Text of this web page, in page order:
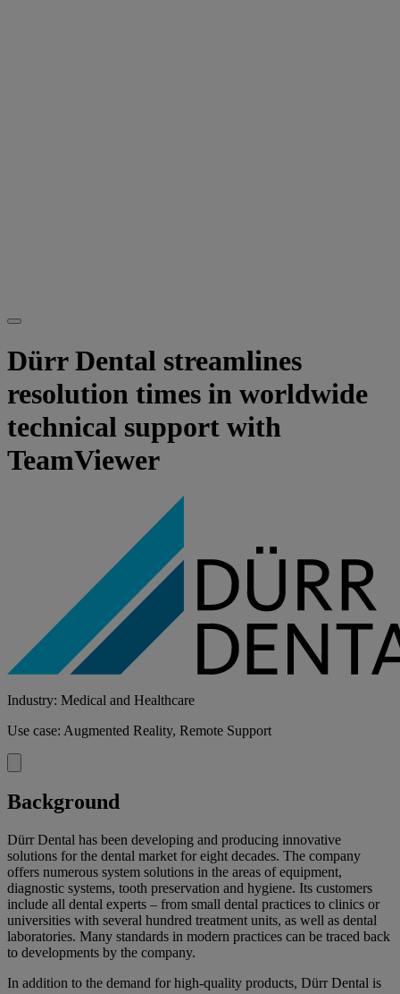
Dürr Dental streamlines
resolution times in worldwide
technical support with
TeamViewer
Industry: Medical and Healthcare
Use case: Augmented Reality, Remote Support
Background
Dürr Dental has been developing and producing innovative
solutions for the dental market for eight decades. The company
offers numerous system solutions in the areas of equipment,
diagnostic systems, tooth preservation and hygiene. Its customers
include all dental experts – from small dental practices to clinics or
universities with several hundred treatment units, as well as dental
laboratories. Many standards in modern practices can be traced back
to developments by the company.
In addition to the demand for high-quality products, Dürr Dental is